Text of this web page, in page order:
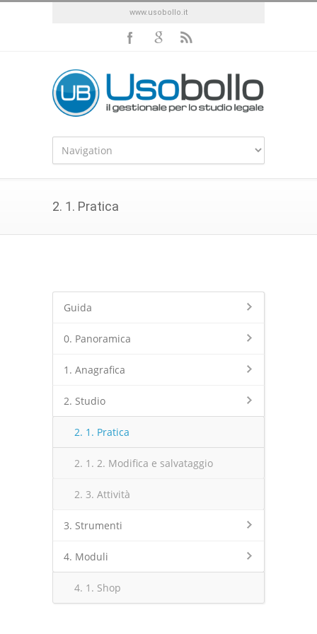
www.usobollo.it
2. 1. Pratica
Guida
0. Panoramica
1. Anagrafica
2. Studio
2. 1. Pratica
2. 1. 2. Modifica e salvataggio
2. 3. Attività
3. Strumenti
4. Moduli
4. 1. Shop